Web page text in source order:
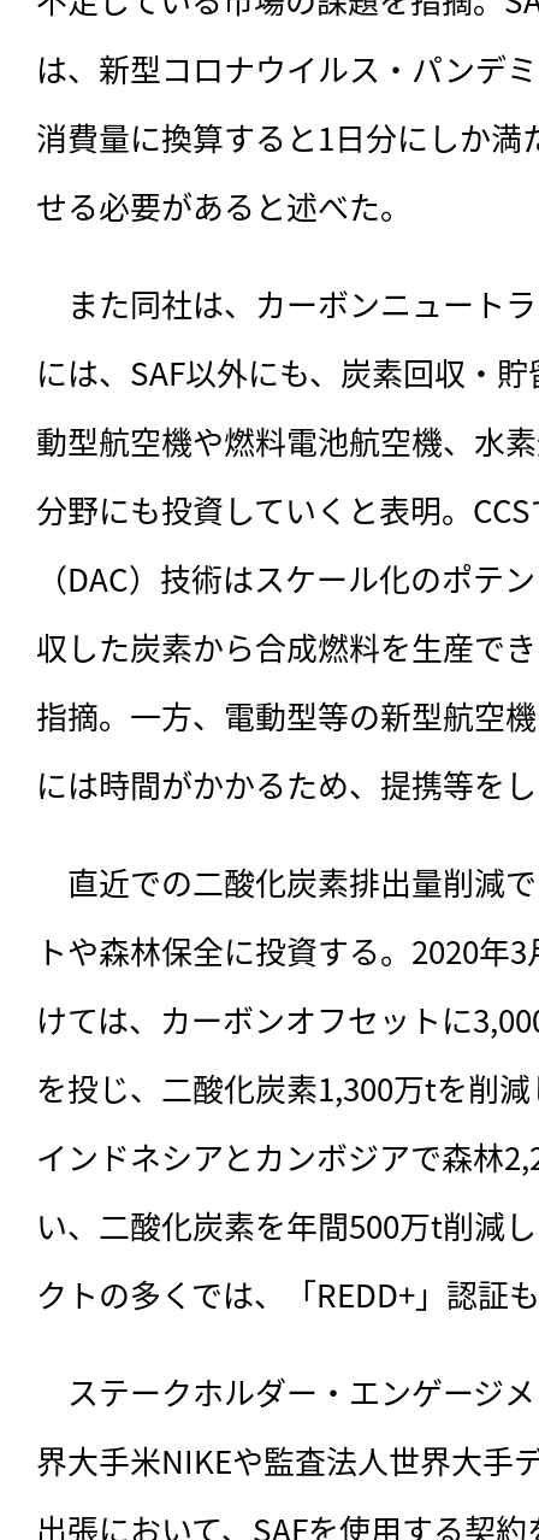
は、新型コロナウイルス・パンデ
消費量に換算すると1日分にしか満
せる必要があると述べた。
また同社は、カーボンニュート
には、SAF以外にも、炭素回収・
動型航空機や燃料電池航空機、水
分野にも投資していくと表明。
（DAC）技術はスケール化のポテ
収した炭素から合成燃料を生産で
指摘。一方、電動型等の新型航空
には時間がかかるため、提携等を
直近での二酸化炭素排出量削減
トや森林保全に投資する。2020年
けては、カーボンオフセットに
を投じ、二酸化炭素1,300万tを削
インドネシアとカンボジアで森林
い、二酸化炭素を年間500万t削減
クトの多くでは、「REDD+」認証
ステークホルダー・エンゲージ
界大手米NIKEや監査法人世界大手
出張において、SAFを使用する契